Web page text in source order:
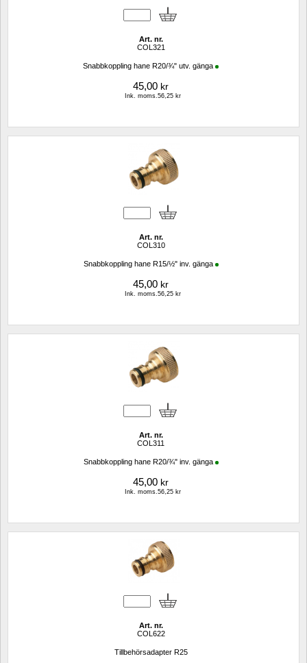
Art. nr.
COL321
Snabbkoppling hane R20/¾" utv. gänga
45,00 kr
Ink. moms.56,25 kr
Art. nr.
COL310
Snabbkoppling hane R15/½" inv. gänga
45,00 kr
Ink. moms.56,25 kr
Art. nr.
COL311
Snabbkoppling hane R20/¾" inv. gänga
45,00 kr
Ink. moms.56,25 kr
Art. nr.
COL622
Tillbehörsadapter R25